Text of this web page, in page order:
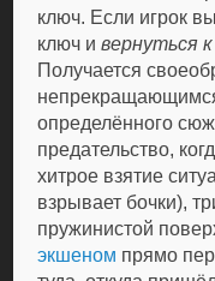
ключ. Если игрок
ключ ивернуться
Получается
определённого
предательство,
хитрое взятие
взрывает бочки),
пружинистой
экшеном прямо